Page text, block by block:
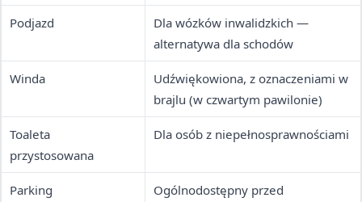
Podjazd
Dla wózków inwalidzkich —
alternatywa dla schodów
Winda
Udźwiękowiona, z oznaczeniami w
brajlu (w czwartym pawilonie)
Toaleta
przystosowana
Dla osób z niepełnosprawnościami
Parking
Ogólnodostępny przed